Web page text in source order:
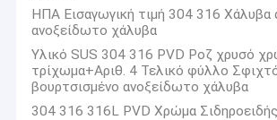
ΗΠΑ Εισαγωγική τιμή 304 316 Χάλυβα
ανοξείδωτο χάλυβα
Υλικό SUS 304 316 PVD Ροζ χρυσό
τρίχωμα+Αριθ. 4 Τελικό φύλλο
βουρτσισμένο ανοξείδωτο χάλυβα
304 316 316L PVD Χρώμα